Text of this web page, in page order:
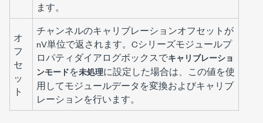
ます。
オ
フ
セ
ッ
ト
チャンネルのキャリブレーションオフセットが
nV単位で返されます。 Cシリーズモジュールプ
ロパティ ダイアログボックスでキャリブレーショ
ンモードを未処理に設定した場合は、この値を使
用してモジュールデータを変換およびキャリブ
レーションを行います。